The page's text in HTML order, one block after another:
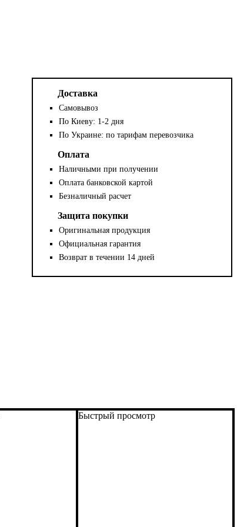
Доставка
Самовывоз
По Киеву: 1-2 дня
По Украине: по тарифам перевозчика
Оплата
Наличными при получении
Оплата банковской картой
Безналичный расчет
Защита покупки
Оригинальная продукция
Официальная гарантия
Возврат в течении 14 дней
Быстрый просмотр